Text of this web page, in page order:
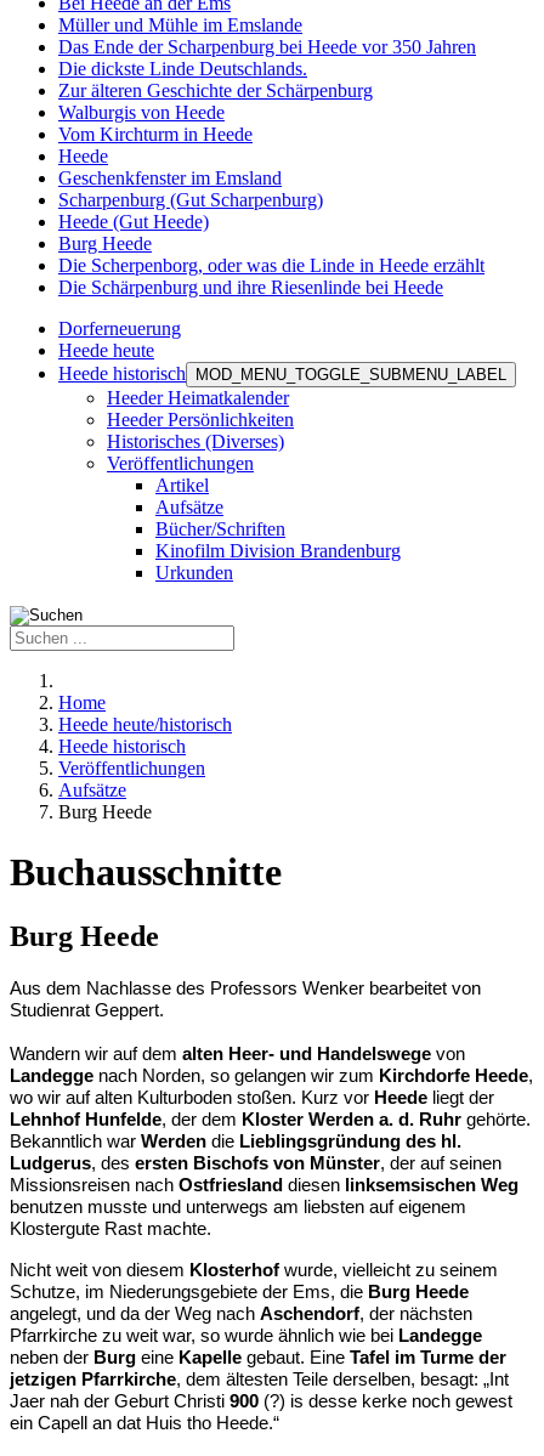
Müller und Mühle im Emslande
Das Ende der Scharpenburg bei Heede vor 350 Jahren
Die dickste Linde Deutschlands.
Zur älteren Geschichte der Schärpenburg
Walburgis von Heede
Vom Kirchturm in Heede
Heede
Geschenkfenster im Emsland
Scharpenburg (Gut Scharpenburg)
Heede (Gut Heede)
Burg Heede
Die Scherpenborg, oder was die Linde in Heede erzählt
Die Schärpenburg und ihre Riesenlinde bei Heede
Dorferneuerung
Heede heute
Heede historisch
MOD_MENU_TOGGLE_SUBMENU_LABEL
Heeder Heimatkalender
Heeder Persönlichkeiten
Historisches (Diverses)
Veröffentlichungen
Artikel
Aufsätze
Bücher/Schriften
Kinofilm Division Brandenburg
Urkunden
Home
Heede heute/historisch
Heede historisch
Veröffentlichungen
Aufsätze
Burg Heede
Buchausschnitte
Burg Heede
Aus dem Nachlasse des Professors Wenker bearbeitet von
Studienrat Geppert.
Wandern wir auf dem alten Heer- und Handelswege von
Landegge nach Norden, so gelangen wir zum Kirchdorfe Heede,
wo wir auf alten Kulturboden stoßen. Kurz vor Heede liegt der
Lehnhof Hunfelde, der dem Kloster Werden a. d. Ruhr gehörte.
Bekanntlich war Werden die Lieblingsgründung des hl.
Ludgerus, des ersten Bischofs von Münster, der auf seinen
Missionsreisen nach Ostfriesland diesen linksemsischen Weg
benutzen musste und unterwegs am liebsten auf eigenem
Klostergute Rast machte.
Nicht weit von diesem Klosterhof wurde, vielleicht zu seinem
Schutze, im Niederungsgebiete der Ems, die Burg Heede
angelegt, und da der Weg nach Aschendorf, der nächsten
Pfarrkirche zu weit war, so wurde ähnlich wie bei Landegge
neben der Burg eine Kapelle gebaut. Eine Tafel im Turme der
jetzigen Pfarrkirche, dem ältesten Teile derselben, besagt: „Int
Jaer nah der Geburt Christi 900 (?) is desse kerke noch gewest
ein Capell an dat Huis tho Heede.“